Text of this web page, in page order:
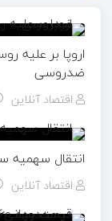
اروپا بر علیه
ضدروسی
اقتصاد آنلاین
انتقال سهمیه
اقتصاد آنلاین